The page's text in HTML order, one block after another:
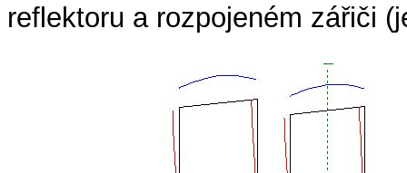
reflektoru a rozpojeném zářiči